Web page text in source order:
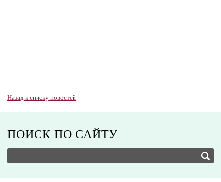
Назад к списку новостей
ПОИСК ПО САЙТУ